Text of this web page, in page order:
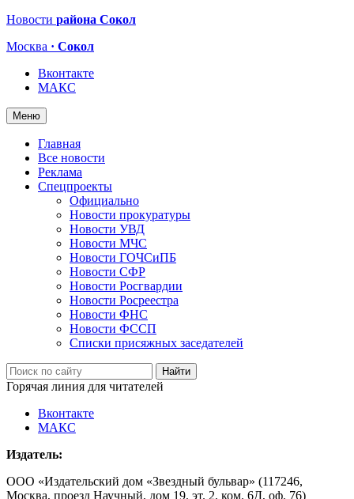
Новости района Сокол
Москва · Сокол
Вконтакте
МАКС
Меню
Главная
Все новости
Реклама
Спецпроекты
Официально
Новости прокуратуры
Новости УВД
Новости МЧС
Новости ГОЧСиПБ
Новости СФР
Новости Росгвардии
Новости Росреестра
Новости ФНС
Новости ФССП
Списки присяжных заседателей
Горячая линия для читателей
Вконтакте
МАКС
Издатель:
ООО «Издательский дом «Звездный бульвар» (117246,
Москва, проезд Научный, дом 19, эт. 2, ком. 6Д, оф. 76)